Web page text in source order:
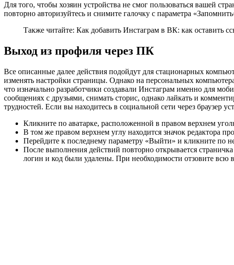
Для того, чтобы хозяин устройства не смог пользоваться вашей
повторно авторизуйтесь и снимите галочку с параметра
Также читайте: Как добавить Инстаграм в ВК: как оставить
Выход из профиля через ПК
Все описанные далее действия подойдут для стационарных
изменять настройки страницы. Однако на персональных
что изначально разработчики создавали Инстаграм именно для
сообщениях с друзьями, снимать сторис, однако лайкать и
трудностей. Если вы находитесь в социальной сети через браузер
Кликните по аватарке, расположенной в правом верхнем
В том же правом верхнем углу находится значок редактора
Перейдите к последнему параметру «Выйти» и кликните по
После выполнения действий повторно открывается
логин и код были удалены. При необходимости отзовите